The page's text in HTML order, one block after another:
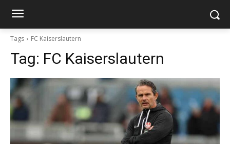
Tags FC Kaiserslautern
Tag: FC Kaiserslautern